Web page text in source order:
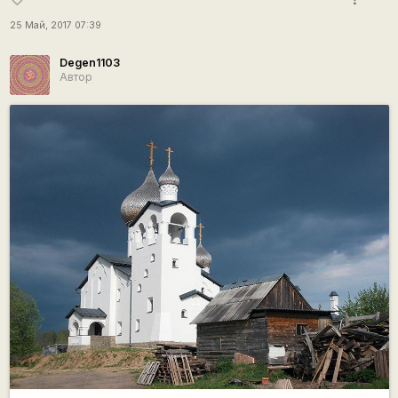
25 Май, 2017 07:39
Degen1103
Автор